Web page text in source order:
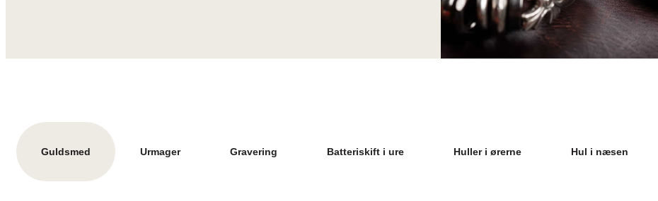
Guldsmed Urmager Gravering Batteriskift i ure Huller i ørerne Hul i næsen